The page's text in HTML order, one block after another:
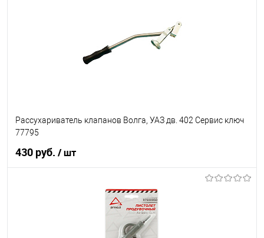
Рассухариватель клапанов Волга, УАЗ дв. 402 Сервис ключ
77795
430 руб. / шт
В корзину